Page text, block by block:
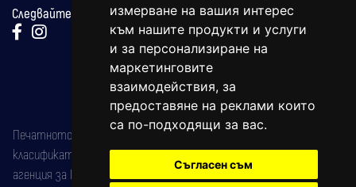
измерване на вашия интерес
към нашите продукти и услуги
и за персонализиране на
маркетинговите
взаимодействия, за
предоставяне на реклами които
са по-подходящи за вас.
Съгласен съм
Следвайте ни:
Печатното издание на вестника е регистрирано в националния
класификатор на печатните издания (Българска национална
агенция за ISSN) под номер: ISSN 1312-4722.